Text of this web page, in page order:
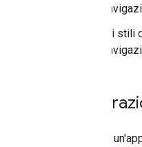
Gli stili
Quando